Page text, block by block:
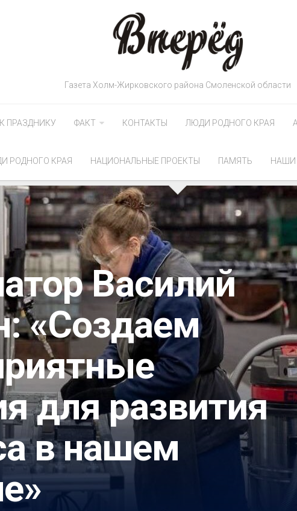
Газета Холм-Жирковского района Смоленской области
ПРАЗДНИКУ ФАКТ КОНТАКТЫ ЛЮДИ РОДНОГО КРАЯ
РОДНОГО КРАЯ НАЦИОНАЛЬНЫЕ ПРОЕКТЫ ПАМЯТЬ НАШИ
Василий
«Создаем
для развития
в нашем